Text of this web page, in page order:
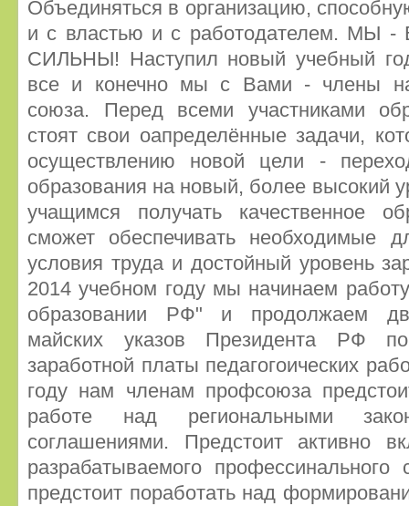
Объединяться в организацию,
и с властью и с работодателем.
СИЛЬНЫ! Наступил новый учебный
все и конечно мы с Вами - члены
союза. Перед всеми участниками
стоят свои оапределённые задачи,
осуществлению новой цели -
образования на новый, более высокий
учащимся получать качественное
сможет обеспечивать необходимые
условия труда и достойный уровень
2014 учебном году мы начинаем
образовании РФ" и продолжаем
майских указов Президента РФ
заработной платы педагогоических
году нам членам профсоюза
работе над региональными
соглашениями. Предстоит активно
разрабатываемого профессинального
предстоит поработать над